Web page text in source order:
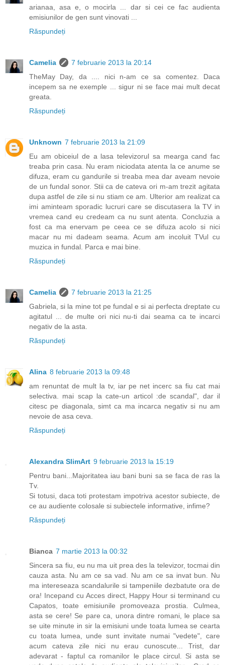
arianaa, asa e, o mocirla ... dar si cei ce fac audienta
emisiunilor de gen sunt vinovati ...
Răspundeți
Camelia
7 februarie 2013 la 20:14
TheMay Day, da .... nici n-am ce sa comentez. Daca
incepem sa ne exemple ... sigur ni se face mai mult decat
greata.
Răspundeți
Unknown 7 februarie 2013 la 21:09
Eu am obiceiul de a lasa televizorul sa mearga cand fac
treaba prin casa. Nu eram niciodata atenta la ce anume se
difuza, eram cu gandurile si treaba mea dar aveam nevoie
de un fundal sonor. Stii ca de cateva ori m-am trezit agitata
dupa astfel de zile si nu stiam ce am. Ulterior am realizat ca
imi aminteam sporadic lucruri care se discutasera la TV in
vremea cand eu credeam ca nu sunt atenta. Concluzia a
fost ca ma enervam pe ceea ce se difuza acolo si nici
macar nu mi dadeam seama. Acum am incoluit TVul cu
muzica in fundal. Parca e mai bine.
Răspundeți
Camelia
7 februarie 2013 la 21:25
Gabriela, si la mine tot pe fundal e si ai perfecta dreptate cu
agitatul ... de multe ori nici nu-ti dai seama ca te incarci
negativ de la asta.
Răspundeți
Alina 8 februarie 2013 la 09:48
am renuntat de mult la tv, iar pe net incerc sa fiu cat mai
selectiva. mai scap la cate-un articol :de scandal", dar il
citesc pe diagonala, simt ca ma incarca negativ si nu am
nevoie de asa ceva.
Răspundeți
Alexandra SlimArt 9 februarie 2013 la 15:19
Pentru bani...Majoritatea iau bani buni sa se faca de ras la
Tv.
Si totusi, daca toti protestam impotriva acestor subiecte, de
ce au audiente colosale si subiectele informative, infime?
Răspundeți
Bianca 7 martie 2013 la 00:32
Sincera sa fiu, eu nu ma uit prea des la televizor, tocmai din
cauza asta. Nu am ce sa vad. Nu am ce sa invat bun. Nu
ma intereseaza scandalurile si tampeniile dezbatute ora de
ora! Incepand cu Acces direct, Happy Hour si terminand cu
Capatos, toate emisiunile promoveaza prostia. Culmea,
asta se cere! Se pare ca, unora dintre romani, le place sa
se uite minute in sir la emisiuni unde toata lumea se cearta
cu toata lumea, unde sunt invitate numai "vedete", care
acum cateva zile nici nu erau cunoscute... Trist, dar
adevarat - faptul ca romanilor le place circul. Si asta se